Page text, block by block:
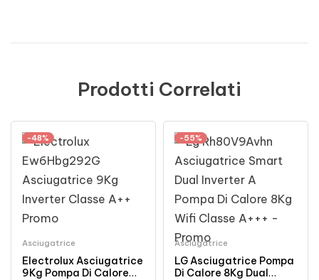
Prodotti Correlati
-48%
Asciugatrice
Electrolux Asciugatrice
9Kg Pompa Di Calore
-55%
Asciugatrice
LG Asciugatrice Pompa
Di Calore 8Kg Dual